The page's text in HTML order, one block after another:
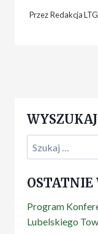
PrzezRedakcja LTG
Szukaj:
OSTATNIE
Program
Lubelskiego